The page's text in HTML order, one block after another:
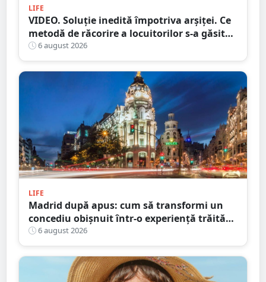
LIFE
VIDEO. Soluție inedită împotriva arșiței. Ce
metodă de răcorire a locuitorilor s-a găsit
într-un oraș din țară
6 august 2026
LIFE
Madrid după apus: cum să transformi un
concediu obișnuit într-o experiență trăită
ca un localnic
6 august 2026